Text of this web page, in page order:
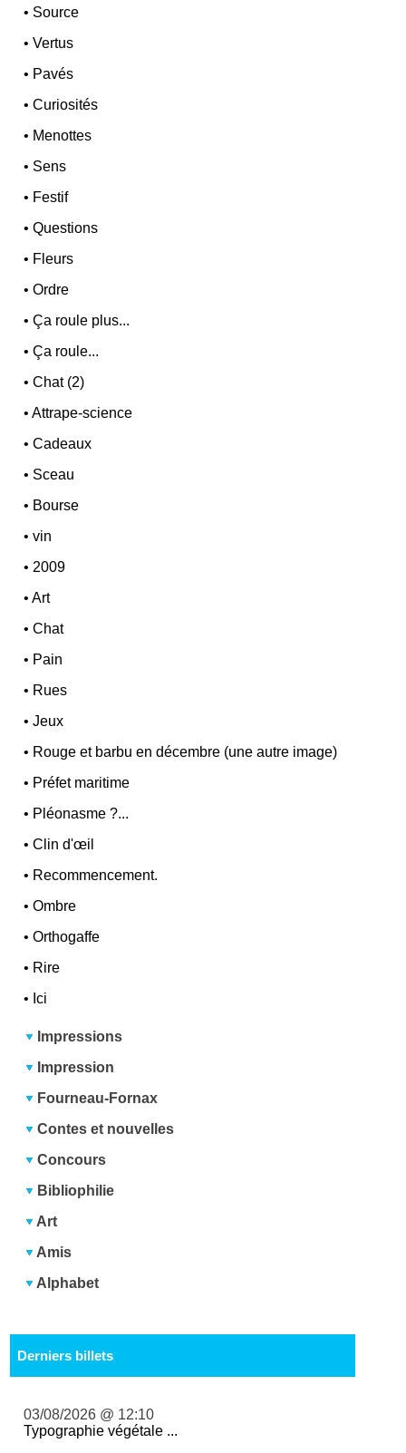
• Source
•Vertus
• Pavés
•Curiosités
• Menottes
• Sens
• Festif
•Questions
• Fleurs
•Ordre
•Ça roule plus...
•Ça roule...
•Chat (2)
•Attrape-science
•Cadeaux
• Sceau
• Bourse
•vin
• 2009
•Art
•Chat
• Pain
• Rues
•Jeux
• Rouge et barbu en décembre (une autre image)
• Préfet maritime
• Pléonasme ?...
•Clin d'œil
• Recommencement.
•Ombre
•Orthogaffe
• Rire
• Ici
Impressions
Impression
Fourneau-Fornax
Contes et nouvelles
Concours
Bibliophilie
Art
Amis
Alphabet
Derniers billets
03/08/2026 @ 12:10
Typographie végétale ...